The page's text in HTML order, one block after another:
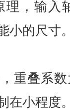
理，输入
小的尺寸
重叠系
在小程度